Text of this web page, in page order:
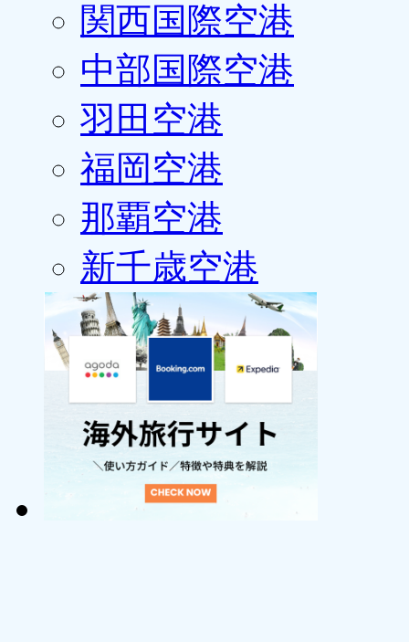
関西国際空港
中部国際空港
羽田空港
福岡空港
那覇空港
新千歳空港